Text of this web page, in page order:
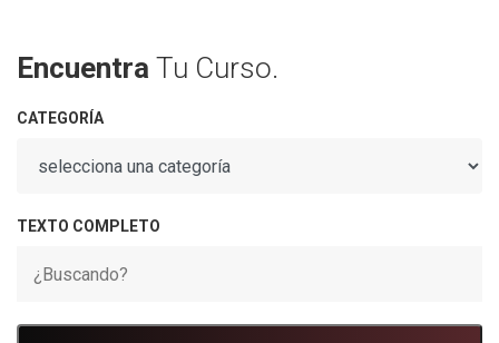
Encuentra Tu Curso.
CATEGORÍA
TEXTO COMPLETO